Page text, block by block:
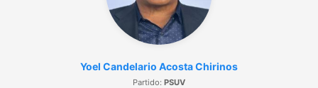
Yoel Candelario Acosta Chirinos
Partido: PSUV